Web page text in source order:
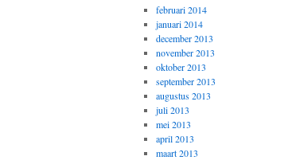
februari 2014
januari 2014
december 2013
november 2013
oktober 2013
september 2013
augustus 2013
juli 2013
mei 2013
april 2013
maart 2013